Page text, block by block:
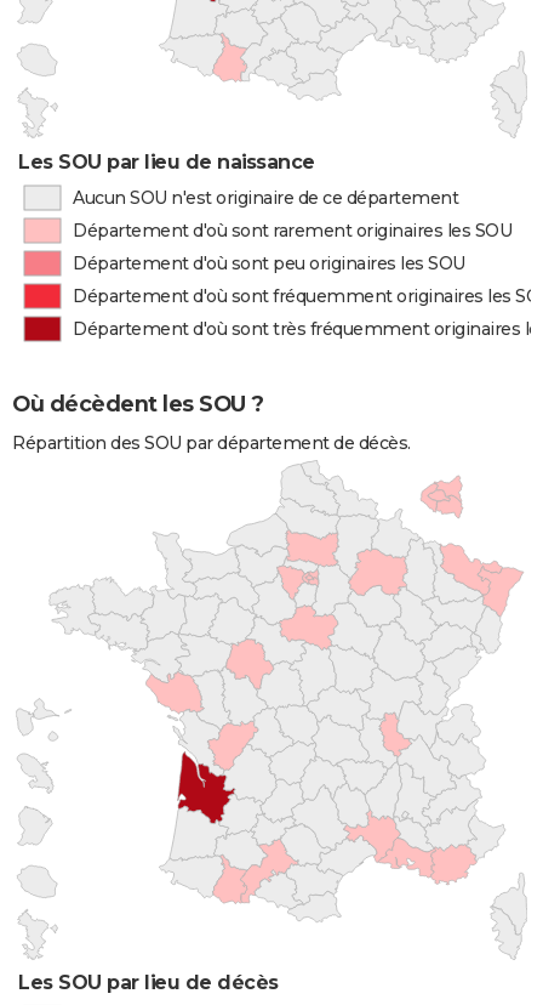
Les SOU par lieu de naissance
Aucun SOU n'est originaire de ce département
Département d'où sont rarement originaires les SOU
Département d'où sont peu originaires les SOU
Département d'où sont fréquemment originaires les
Département d'où sont très fréquemment originaires
Où décèdent les SOU ?
Répartition des SOU par département de décès.
Les SOU par lieu de décès